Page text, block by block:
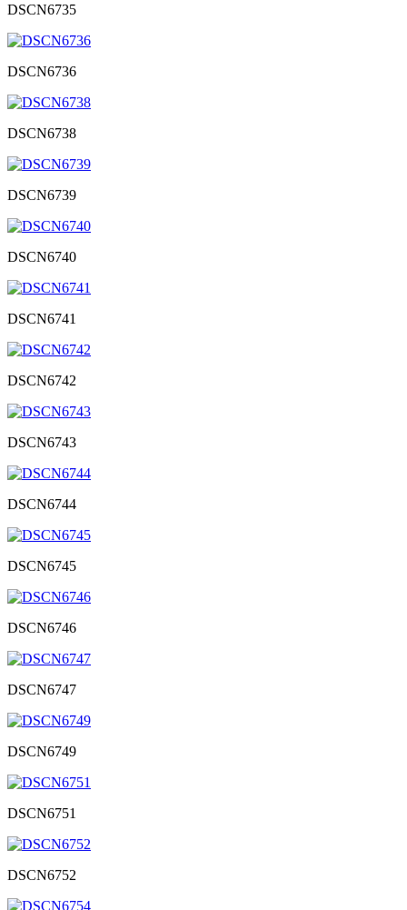
DSCN6735
DSCN6736
DSCN6738
DSCN6739
DSCN6740
DSCN6741
DSCN6742
DSCN6743
DSCN6744
DSCN6745
DSCN6746
DSCN6747
DSCN6749
DSCN6751
DSCN6752